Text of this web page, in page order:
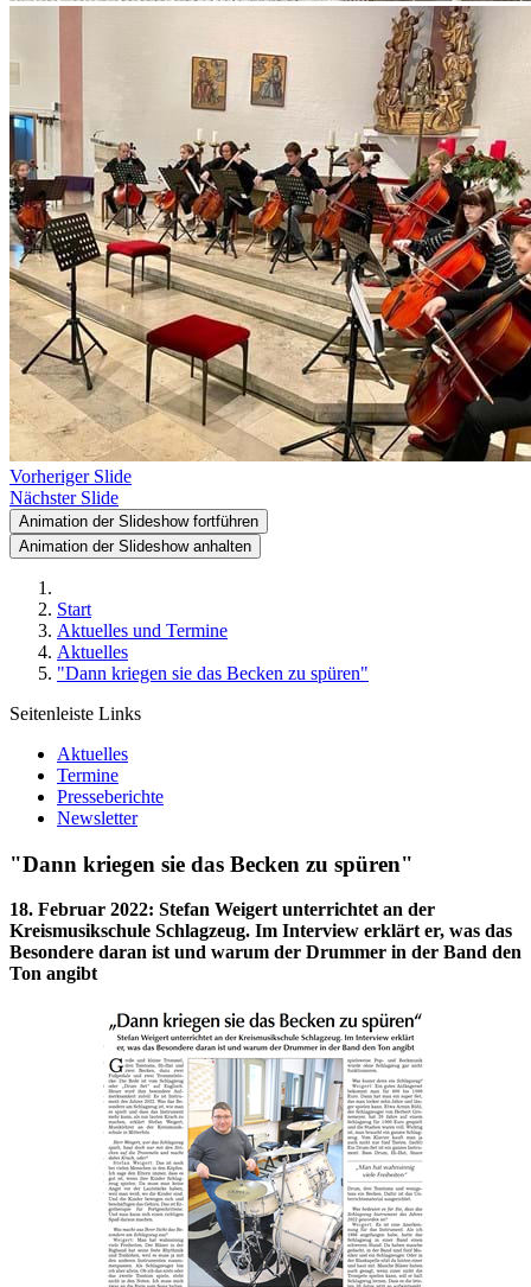
Vorheriger Slide
Nächster Slide
Animation der Slideshow fortführen
Animation der Slideshow anhalten
Start
Aktuelles und Termine
Aktuelles
"Dann kriegen sie das Becken zu spüren"
Seitenleiste Links
Aktuelles
Termine
Presseberichte
Newsletter
"Dann kriegen sie das Becken zu spüren"
18. Februar 2022: Stefan Weigert unterrichtet an der
Kreismusikschule Schlagzeug. Im Interview erklärt er, was das
Besondere daran ist und warum der Drummer in der Band den
Ton angibt